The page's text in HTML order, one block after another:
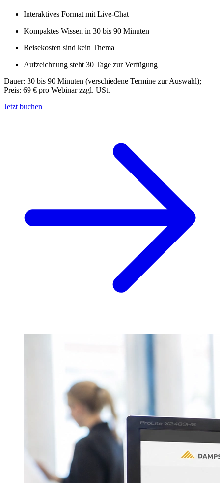
Interaktives Format mit Live-Chat
Kompaktes Wissen in 30 bis 90 Minuten
Reisekosten sind kein Thema
Aufzeichnung steht 30 Tage zur Verfügung
Dauer: 30 bis 90 Minuten (verschiedene Termine zur Auswahl);
Preis: 69 € pro Webinar zzgl. USt.
Jetzt buchen